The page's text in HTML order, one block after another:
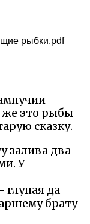
рыбки.pdf
это рыбы
сказку.
залива два
У
глупая да
брату